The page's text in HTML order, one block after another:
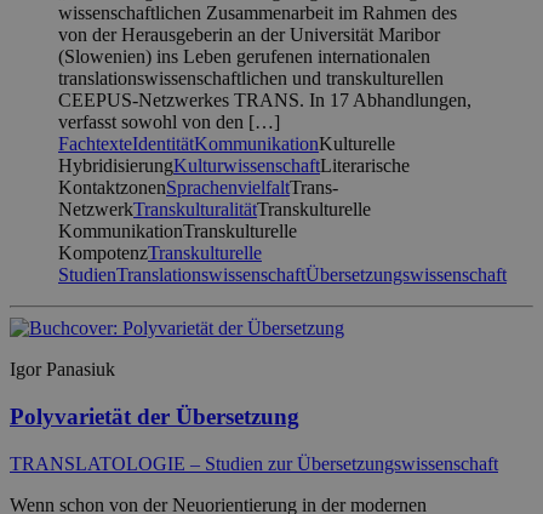
wissenschaftlichen Zusammenarbeit im Rahmen des
von der Herausgeberin an der Universität Maribor
(Slowenien) ins Leben gerufenen internationalen
translationswissenschaftlichen und transkulturellen
CEEPUS-Netzwerkes TRANS. In 17 Abhandlungen,
verfasst sowohl von den […]
FachtexteIdentitätKommunikationKulturelle
HybridisierungKulturwissenschaftLiterarische
KontaktzonenSprachenvielfaltTrans-
NetzwerkTranskulturalitätTranskulturelle
KommunikationTranskulturelle
KompotenzTranskulturelle
StudienTranslationswissenschaftÜbersetzungswissenschaft
Igor Panasiuk
Polyvarietät der Übersetzung
TRANSLATOLOGIE – Studien zur Übersetzungswissenschaft
Wenn schon von der Neuorientierung in der modernen